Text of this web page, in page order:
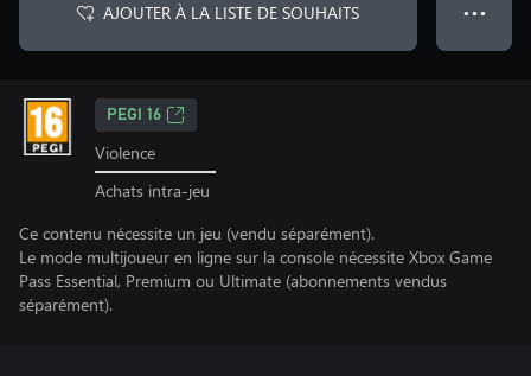
AJOUTER À LA LISTE DE SOUHAITS ● ● ●
PEGI 16
Violence
Achats intra-jeu
Ce contenu nécessite un jeu (vendu séparément).
Le mode multijoueur en ligne sur la console nécessite Xbox Game
Pass Essential, Premium ou Ultimate (abonnements vendus
séparément).